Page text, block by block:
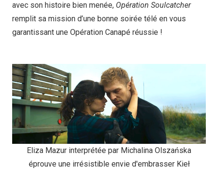
avec son histoire bien menée, Opération Soulcatcher
remplit sa mission d’une bonne soirée télé en vous
garantissant une Opération Canapé réussie !
Eliza Mazur interprétée par Michalina Olszańska
éprouve une irrésistible envie d'embrasser Kieł